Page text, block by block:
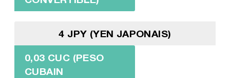
4 JPY (YEN JAPONAIS)
0,03 CUC (PESO
CUBAIN